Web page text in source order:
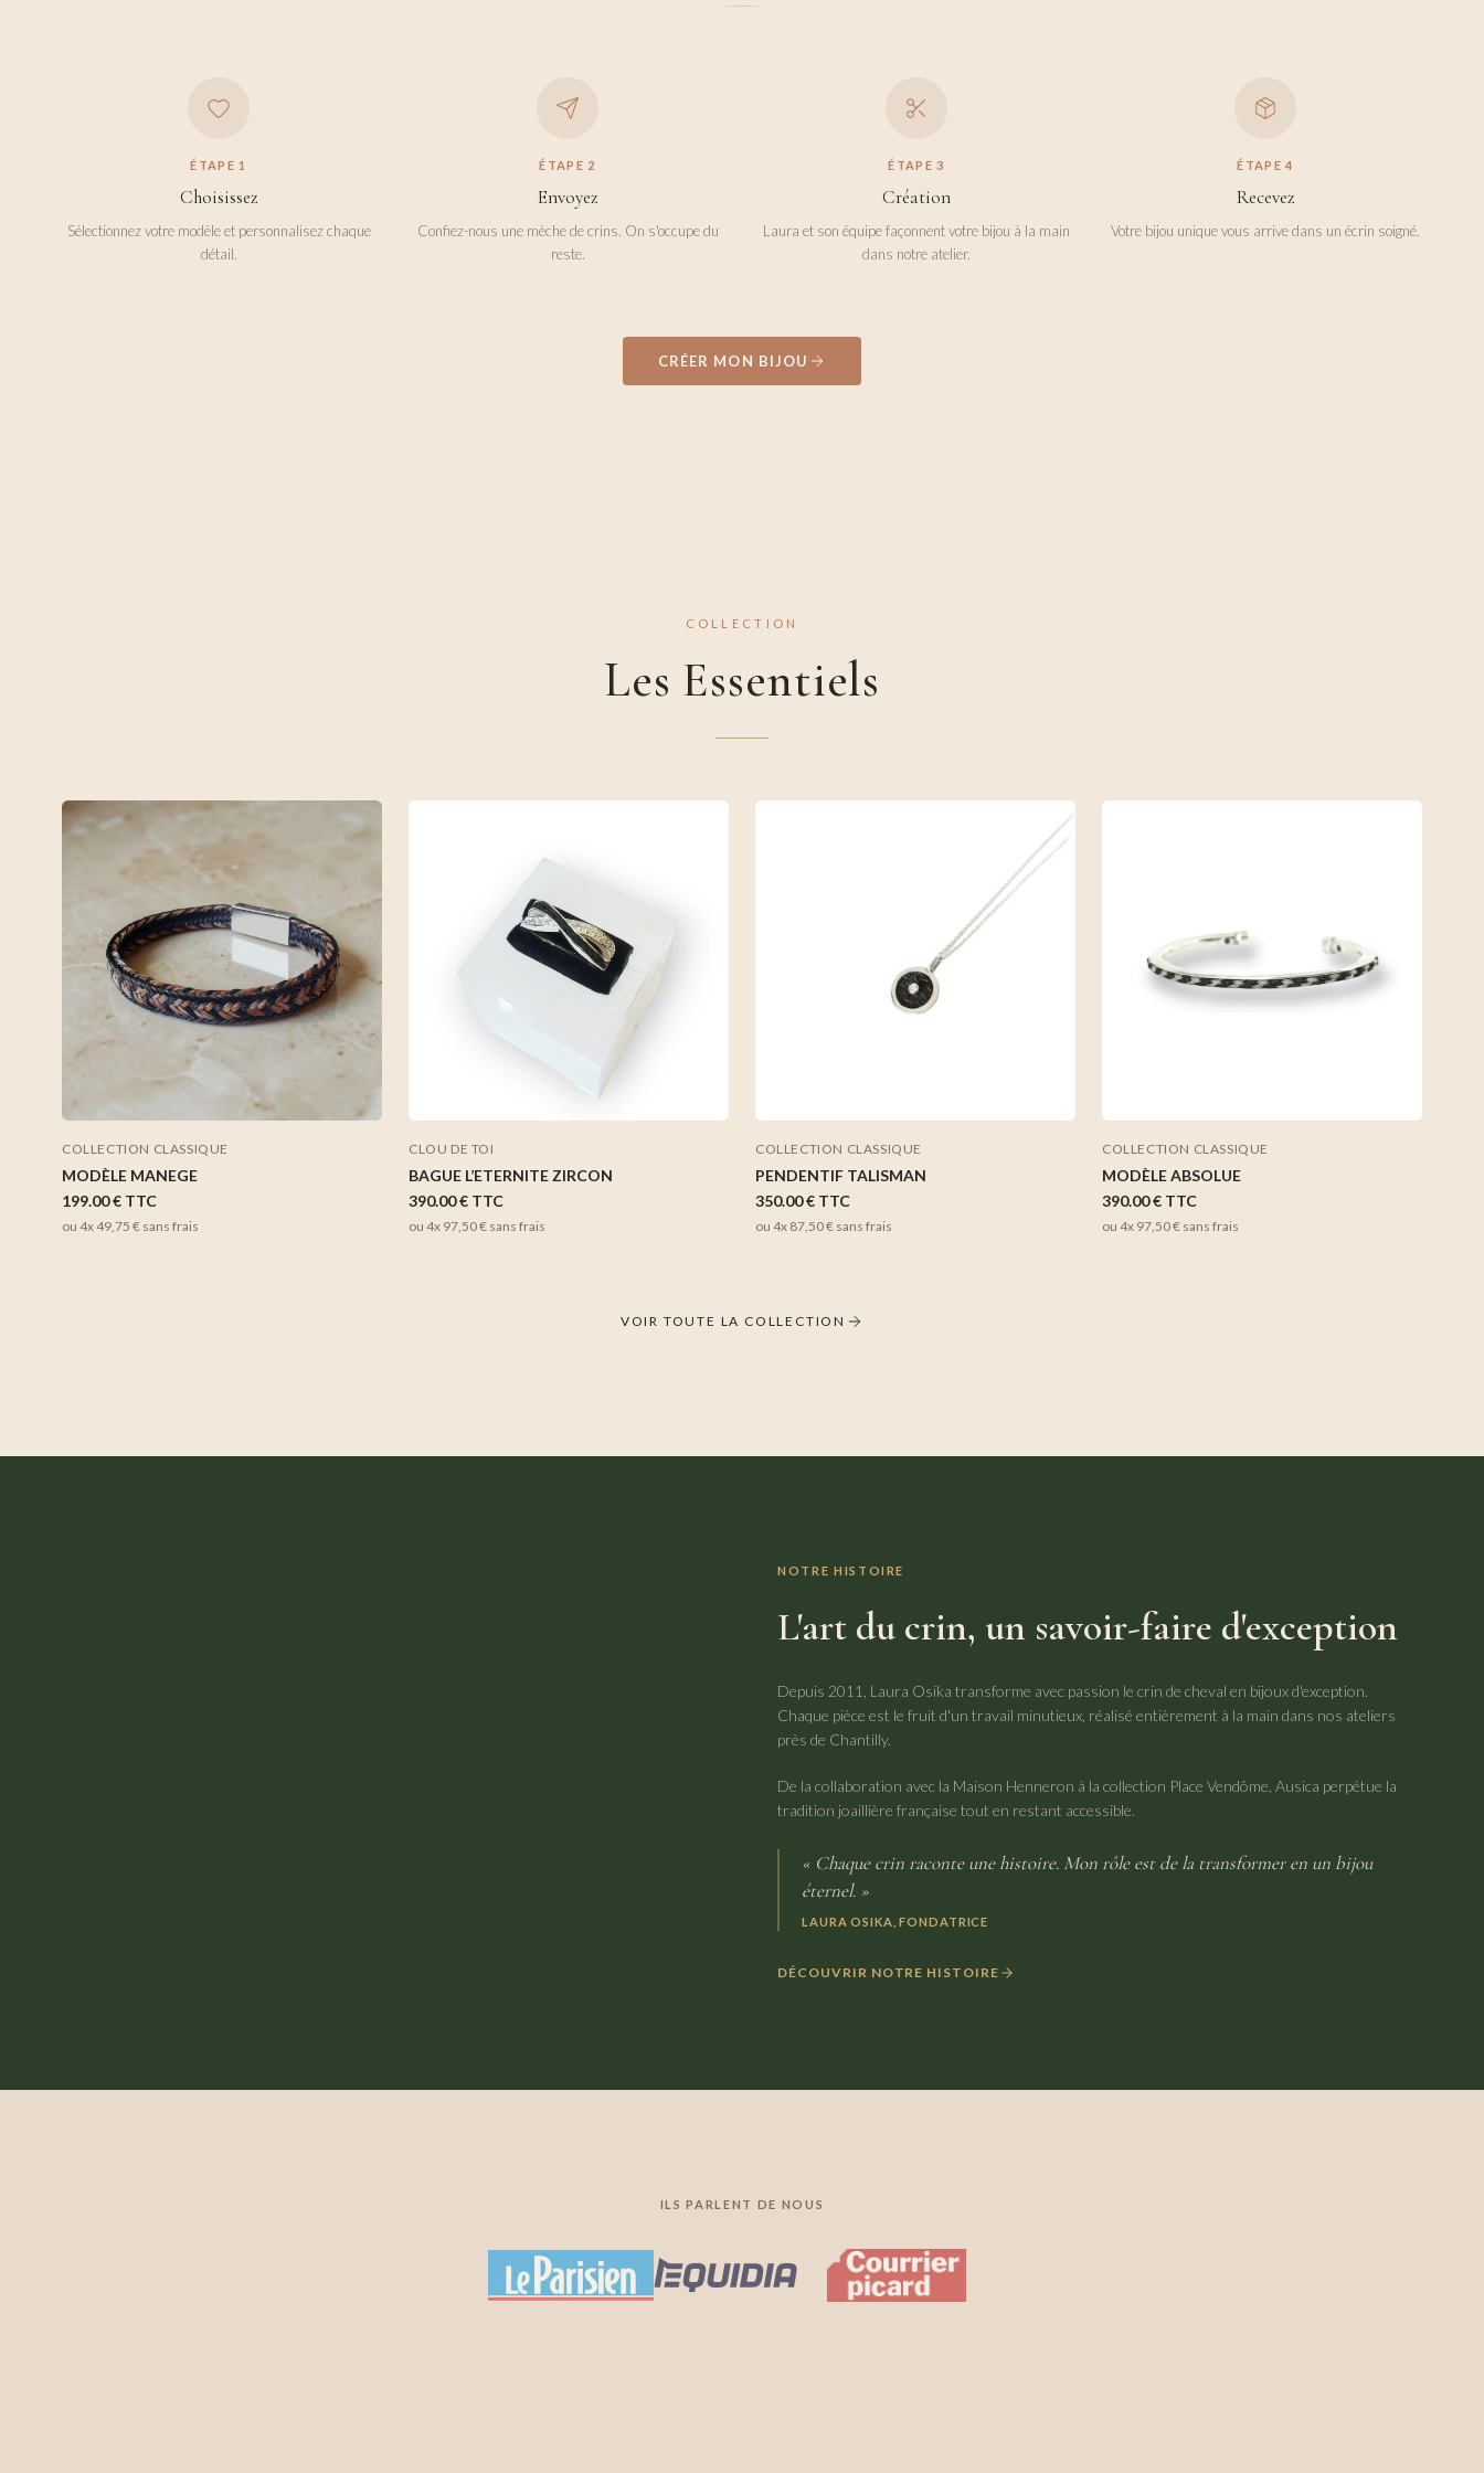
ÉTAPE1
Choisissez
Sélectionnez votre modèle et personnalisez chaque
détail.
ÉTAPE 2
Envoyez
Confiez-nous une mèche de crins. On s'occupe du
reste.
ÉTAPE3
Création
Laura et son équipe façonnent votre bijou à la main
dans notre atelier.
ÉTAPE4
Recevez
Votre bijou unique vous arrive dans un écrin soigné.
CRÉER MON BIJOU
COLLECTION
Les Essentiels
COLLECTION CLASSIQUE
MODÈLE MANEGE
199.00 € TTC
ou 4x49,75 € sans frais
CLOU DE TOI
BAGUE L’ETERNITE ZIRCON
390.00 € TTC
ou 4x 97,50 € sans frais
COLLECTION CLASSIQUE
PENDENTIF TALISMAN
350.00 € TTC
ou 4x 87,50 € sans frais
COLLECTION CLASSIQUE
MODÈLE ABSOLUE
390.00 € TTC
ou 4x 97,50 € sans frais
VOIR TOUTE LA COLLECTION
NOTRE HISTOIRE
L'art du crin, un savoir-faire d'exception
Depuis 2011, Laura Osika transforme avec passion le crin de cheval en bijoux d'exception.
Chaque pièce est le fruit d'un travail minutieux, réalisé entièrement à la main dans nos ateliers
près de Chantilly.
De la collaboration avec la Maison Henneron à la collection Place Vendôme, Ausica perpétue la
tradition joaillière française tout en restant accessible.
« Chaque crin raconte une histoire. Mon rôle est de la transformer en un bijou
éternel. »
LAURA OSIKA, FONDATRICE
DÉCOUVRIR NOTRE HISTOIRE
ILS PARLENT DE NOUS